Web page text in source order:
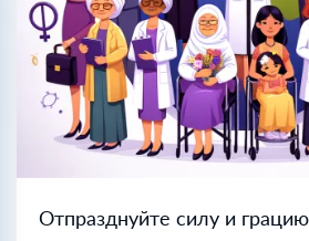
Отпразднуйте силу и